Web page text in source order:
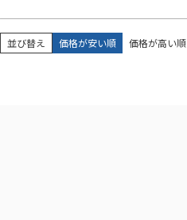
並び替え 価格が安い順 価格が高い順